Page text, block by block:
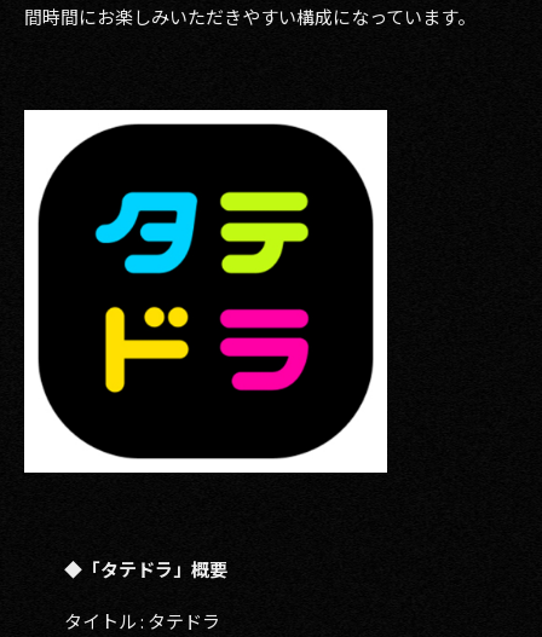
間時間にお楽しみいただきやすい構成になっています。
◆「タテドラ」概要
タイトル : タテドラ